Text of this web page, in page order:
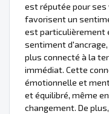
est réputée pour
favorisent un
est particulièrement
sentiment
plus connecté à la
immédiat. Cette
émotionnelle et
et équilibré, même
changement. De